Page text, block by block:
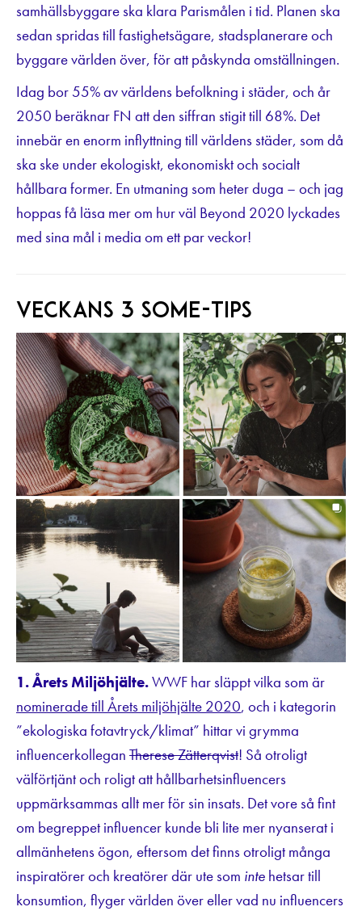
samhällsbyggare ska klara Parismålen i tid. Planen ska
sedan spridas till fastighetsägare, stadsplanerare och
byggare världen över, för att påskynda omställningen.
Idag bor 55% av världens befolkning i städer, och år
2050 beräknar FN att den siffran stigit till 68%. Det
innebär en enorm inflyttning till världens städer, som då
ska ske under ekologiskt, ekonomiskt och socialt
hållbara former. En utmaning som heter duga – och jag
hoppas få läsa mer om hur väl Beyond 2020 lyckades
med sina mål i media om ett par veckor!
Veckans 3 SoMe-tips
1. Årets Miljöhjälte.WWF har släppt vilka som är
nominerade till Årets miljöhjälte 2020, och i kategorin
”ekologiska fotavtryck/klimat” hittar vi grymma
influencerkollegan Therese Zätterqvist! Så otroligt
välförtjänt och roligt att hållbarhetsinfluencers
uppmärksammas allt mer för sin insats. Det vore så fint
om begreppet influencer kunde bli lite mer nyanserat i
allmänhetens ögon, eftersom det finns otroligt många
inspiratörer och kreatörer där ute som inte hetsar till
konsumtion, flyger världen över eller vad nu influencers